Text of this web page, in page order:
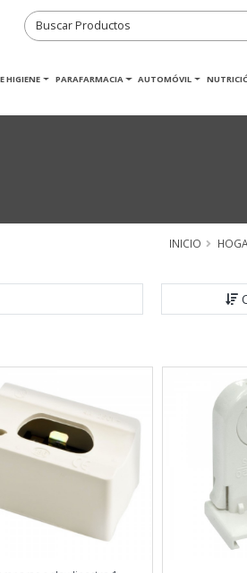
HIGIENE PARAFARMACIA AUTOMÓVIL
INICIO